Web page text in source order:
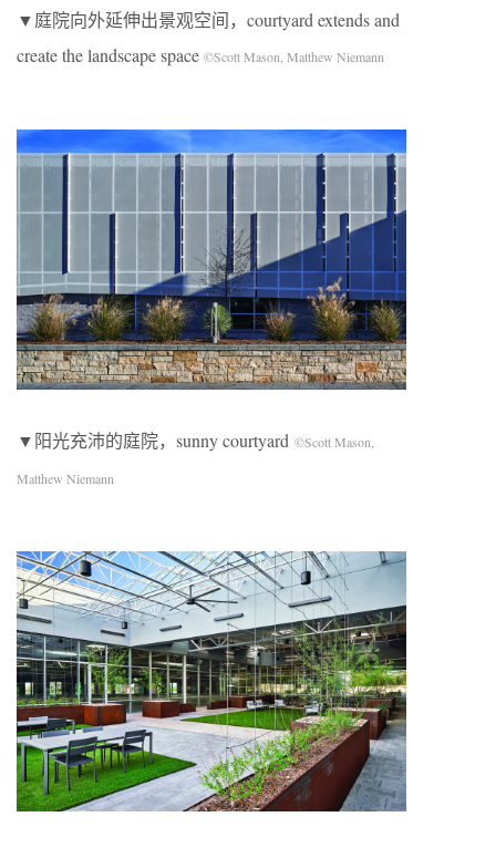
▼庭院向外延伸出景观空间，courtyard extends and
create the landscape space ©Scott Mason, Matthew Niemann
▼阳光充沛的庭院，sunny courtyard ©Scott Mason,
Matthew Niemann